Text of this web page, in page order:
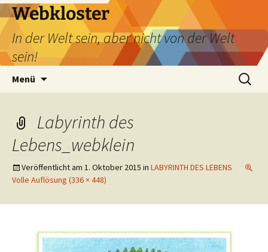
Webkloster
In der Welt sein, aber nicht von der Welt
sein!
Menü
Suchen
nach:
Labyrinth des
Lebens_webklein
Veröffentlicht am 1. Oktober 2015 in LABYRINTH DES LEBENS
Volle Auflösung (336 × 448)